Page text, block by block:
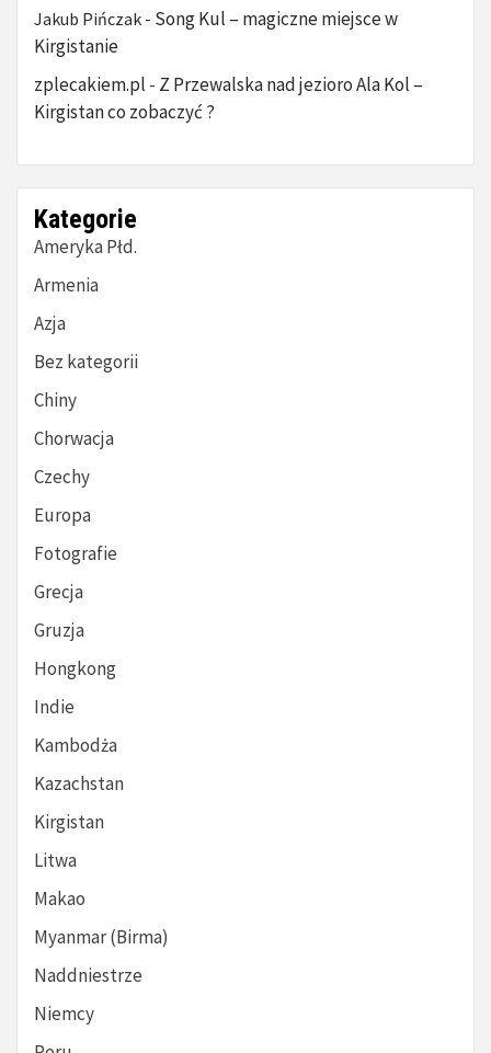
Jakub Pińczak - Song Kul – magiczne miejsce w
Kirgistanie
zplecakiem.pl - Z Przewalska nad jezioro Ala Kol –
Kirgistan co zobaczyć ?
Kategorie
Ameryka Płd.
Armenia
Azja
Bez kategorii
Chiny
Chorwacja
Czechy
Europa
Fotografie
Grecja
Gruzja
Hongkong
Indie
Kambodża
Kazachstan
Kirgistan
Litwa
Makao
Myanmar (Birma)
Naddniestrze
Niemcy